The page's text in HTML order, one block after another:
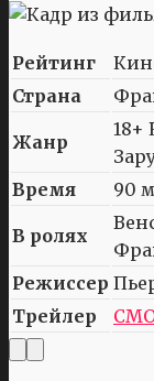
Рейтинг
Страна
Жанр
18+
Время
90
В ролях
Режиссер
Трейлер